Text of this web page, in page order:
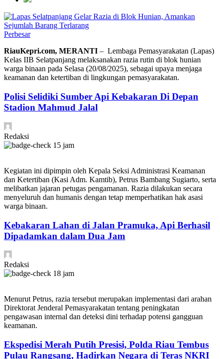
Perbesar
RiauKepri.com, MERANTI – Lembaga Pemasyarakatan (Lapas)
Kelas IIB Selatpanjang melaksanakan razia rutin di blok hunian
warga binaan pada Selasa (20/08/2025), sebagai upaya menjaga
keamanan dan ketertiban di lingkungan pemasyarakatan.
Polisi Selidiki Sumber Api Kebakaran Di Depan
Stadion Mahmud Jalal
Redaksi
15 jam
Kegiatan ini dipimpin oleh Kepala Seksi Administrasi Keamanan
dan Ketertiban (Kasi Adm. Kamtib), Petrus Bambang Sugiarto, serta
melibatkan jajaran petugas pengamanan. Razia dilakukan secara
menyeluruh dan humanis dengan tetap memperhatikan hak asasi
warga binaan.
Kebakaran Lahan di Jalan Pramuka, Api Berhasil
Dipadamkan dalam Dua Jam
Redaksi
18 jam
Menurut Petrus, razia tersebut merupakan implementasi dari arahan
Direktorat Jenderal Pemasyarakatan tentang peningkatan
pengawasan internal dan deteksi dini terhadap potensi gangguan
keamanan.
Ekspedisi Merah Putih Presisi, Polda Riau Tembus
Pulau Rangsang, Hadirkan Negara di Teras NKRI